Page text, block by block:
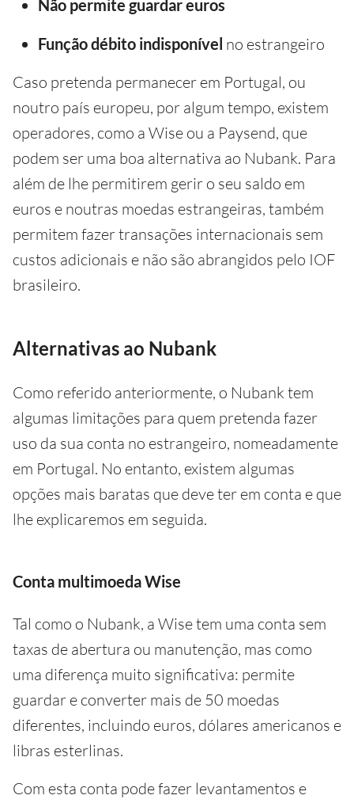
Não permite guardar euros
Função débito indisponível no estrangeiro
Caso pretenda permanecer em Portugal, ou
noutro país europeu, por algum tempo, existem
operadores, como a Wise ou a Paysend, que
podem ser uma boa alternativa ao Nubank. Para
além de lhe permitirem gerir o seu saldo em
euros e noutras moedas estrangeiras, também
permitem fazer transações internacionais sem
custos adicionais e não são abrangidos pelo IOF
brasileiro.
Alternativas ao Nubank
Como referido anteriormente, o Nubank tem
algumas limitações para quem pretenda fazer
uso da sua conta no estrangeiro, nomeadamente
em Portugal. No entanto, existem algumas
opções mais baratas que deve ter em conta e que
lhe explicaremos em seguida.
Conta multimoeda Wise
Tal como o Nubank, a Wise tem uma conta sem
taxas de abertura ou manutenção, mas como
uma diferença muito significativa: permite
guardar e converter mais de 50 moedas
diferentes, incluindo euros, dólares americanos e
libras esterlinas.
Com esta conta pode fazer levantamentos e